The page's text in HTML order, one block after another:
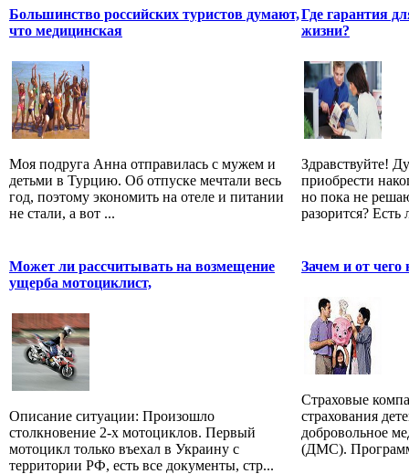
Большинство российских туристов думают,
что медицинская
Моя подруга Анна отправилась с мужем и
детьми в Турцию. Об отпуске мечтали весь
год, поэтому экономить на отеле и питании
не стали, а вот ...
Где гарантия
жизни?
Здравствуйте!
приобрести
но пока не
разорится? Есть
Может ли рассчитывать на возмещение
ущерба мотоциклист,
Описание ситуации: Произошло
столкновение 2-х мотоциклов. Первый
мотоцикл только въехал в Украину с
территории РФ, есть все документы, стр...
Зачем и от чего
Страховые
страхования
добровольное
(ДМС).